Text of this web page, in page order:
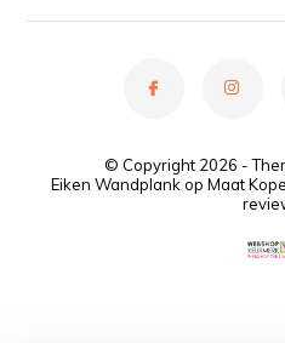
© Copyright 2026 -
Eiken Wandplank op Maat